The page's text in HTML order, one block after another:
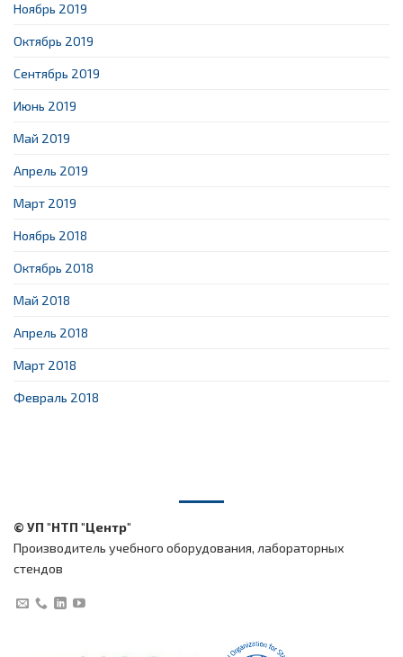
Ноябрь 2019
Октябрь 2019
Сентябрь 2019
Июнь 2019
Май 2019
Апрель 2019
Март 2019
Ноябрь 2018
Октябрь 2018
Май 2018
Апрель 2018
Март 2018
Февраль 2018
© УП "НТП "Центр"
Производитель учебного оборудования, лабораторных
стендов